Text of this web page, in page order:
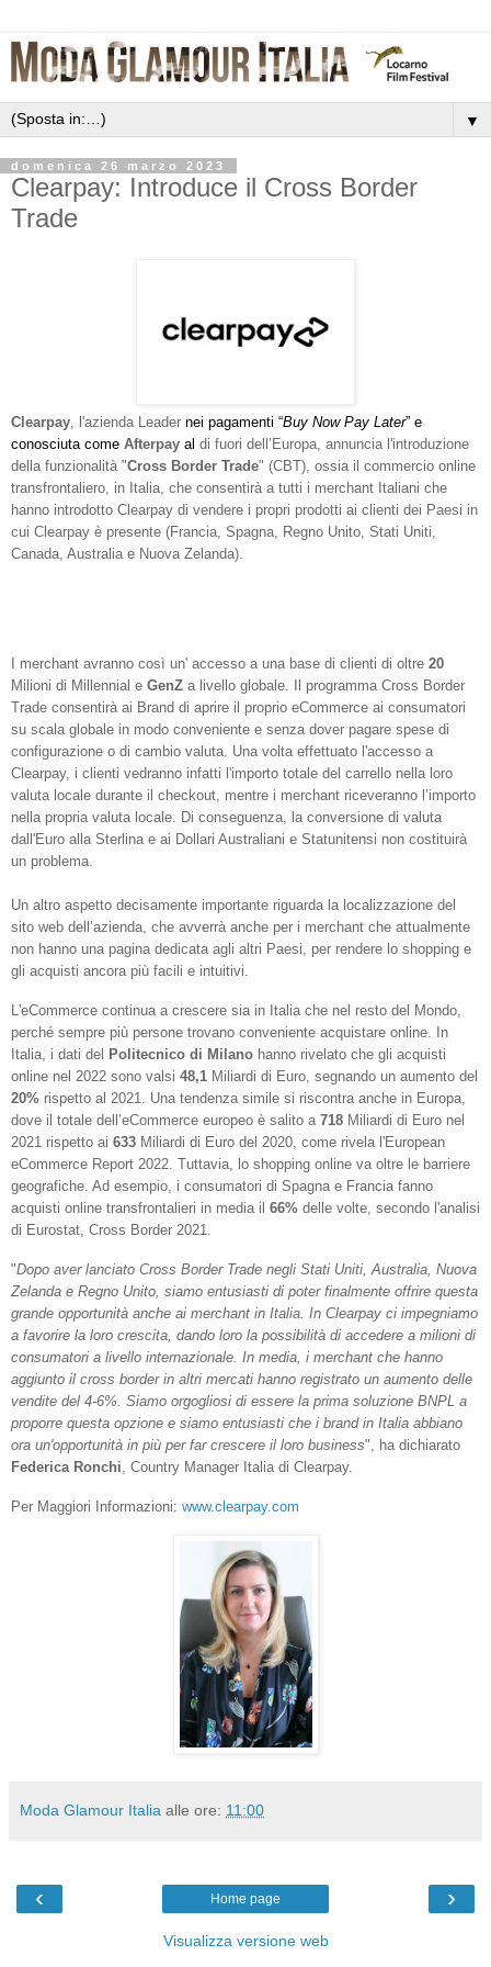
▼
domenica 26 marzo 2023
Clearpay: Introduce il Cross Border
Trade
Clearpay, l'azienda Leader nei pagamenti “Buy Now Pay Later” e
conosciuta come Afterpay al di fuori dell’Europa, annuncia l'introduzione
della funzionalità "Cross Border Trade" (CBT), ossia il commercio online
transfrontaliero, in Italia, che consentirà a tutti i merchant Italiani che
hanno introdotto Clearpay di vendere i propri prodotti ai clienti dei Paesi in
cui Clearpay è presente (Francia, Spagna, Regno Unito, Stati Uniti,
Canada, Australia e Nuova Zelanda).
I merchant avranno così un' accesso a una base di clienti di oltre 20
Milioni di Millennial e GenZ a livello globale. Il programma Cross Border
Trade consentirà ai Brand di aprire il proprio eCommerce ai consumatori
su scala globale in modo conveniente e senza dover pagare spese di
configurazione o di cambio valuta. Una volta effettuato l'accesso a
Clearpay, i clienti vedranno infatti l'importo totale del carrello nella loro
valuta locale durante il checkout, mentre i merchant riceveranno l’importo
nella propria valuta locale. Di conseguenza, la conversione di valuta
dall'Euro alla Sterlina e ai Dollari Australiani e Statunitensi non costituirà
un problema.
Un altro aspetto decisamente importante riguarda la localizzazione del
sito web dell’azienda, che avverrà anche per i merchant che attualmente
non hanno una pagina dedicata agli altri Paesi, per rendere lo shopping e
gli acquisti ancora più facili e intuitivi.
L'eCommerce continua a crescere sia in Italia che nel resto del Mondo,
perché sempre più persone trovano conveniente acquistare online. In
Italia, i dati del Politecnico di Milano hanno rivelato che gli acquisti
online nel 2022 sono valsi 48,1 Miliardi di Euro, segnando un aumento del
20% rispetto al 2021. Una tendenza simile si riscontra anche in Europa,
dove il totale dell’eCommerce europeo è salito a 718 Miliardi di Euro nel
2021 rispetto ai 633 Miliardi di Euro del 2020, come rivela l'European
eCommerce Report 2022. Tuttavia, lo shopping online va oltre le barriere
geografiche. Ad esempio, i consumatori di Spagna e Francia fanno
acquisti online transfrontalieri in media il 66% delle volte, secondo l'analisi
di Eurostat, Cross Border 2021.
"Dopo aver lanciato Cross Border Trade negli Stati Uniti, Australia, Nuova
Zelanda e Regno Unito, siamo entusiasti di poter finalmente offrire questa
grande opportunità anche ai merchant in Italia. In Clearpay ci impegniamo
a favorire la loro crescita, dando loro la possibilità di accedere a milioni di
consumatori a livello internazionale. In media, i merchant che hanno
aggiunto il cross border in altri mercati hanno registrato un aumento delle
vendite del 4-6%. Siamo orgogliosi di essere la prima soluzione BNPL a
proporre questa opzione e siamo entusiasti che i brand in Italia abbiano
ora un'opportunità in più per far crescere il loro business", ha dichiarato
Federica Ronchi, Country Manager Italia di Clearpay.
Per Maggiori Informazioni: www.clearpay.com
Moda Glamour Italia alle ore: 11:00
‹ ›
Home page
Visualizza versione web